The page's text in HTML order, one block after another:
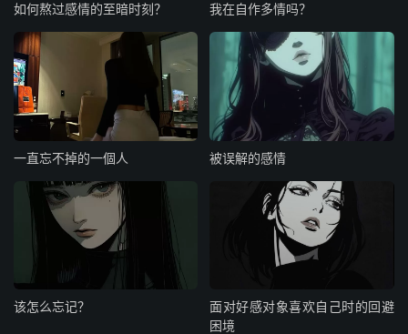
如何熬过感情的至暗时刻？ 我在自作多情吗？
一直忘不掉的一個人 被误解的感情
该怎么忘记？
面对好感对象喜欢自己时的回避
困境